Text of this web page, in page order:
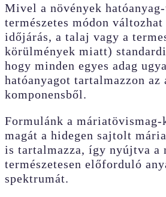
Mivel a növények
természetes módon
időjárás, a talaj vagy a
körülmények miatt)
hogy minden egyes adag
hatóanyagot tartalmazzon az
komponensből.
Formulánk a
magát a hidegen sajtolt
is tartalmazza, így nyújtva a
természetesen előforduló
spektrumát.